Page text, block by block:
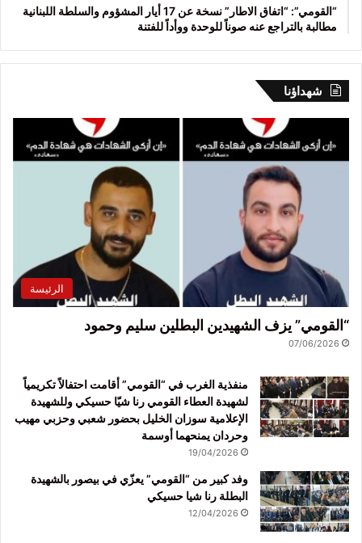
“القومي”: “اتفاق الاطار” نسخة عن 17 أيار المشؤوم والسلطة اللبنانية
مطالبة بالتراجع عنه صوناً للوحدة ووأداً للفتنة
شهداؤنا
الرئيسة
“القومي” يزف الشهيدين البطلين سليم وحمود
07/06/2026
منفذية الغرب في “القومي” أقامت احتفالاً تكريمياً
لشهيدة العطاء القومي رنا شيّا حسيكي وللشهيدة
الإعلامية سوزان الخليل بحضور شعبي وحزبي مهيب
وحردان يمنحهما أوسمة
19/04/2026
وفد كبير من “القومي” يعزّي في بيصور بالشهيدة
البطلة رنا شيا حسيكي
12/04/2026